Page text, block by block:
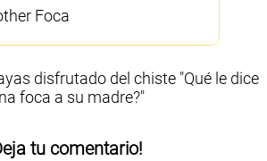
Foca
disfrutado del chiste "Qué le dice
foca a su madre?"
tu comentario!